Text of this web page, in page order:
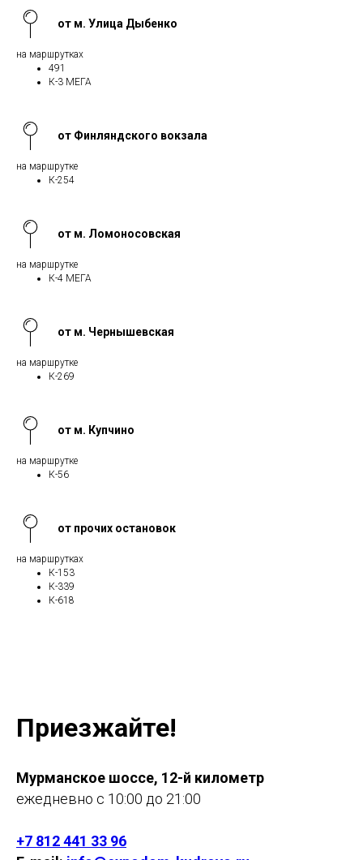
от м. Улица Дыбенко
на маршрутках
491
К-3 МЕГА
от Финляндского вокзала
на маршрутке
К-254
от м. Ломоносовская
на маршрутке
К-4 МЕГА
от м. Чернышевская
на маршрутке
К-269
от м. Купчино
на маршрутке
К-56
от прочих остановок
на маршрутках
К-153
К-339
К-618
Приезжайте!
Мурманское шоссе, 12-й километр
ежедневно с 10:00 до 21:00
+7 812 441 33 96